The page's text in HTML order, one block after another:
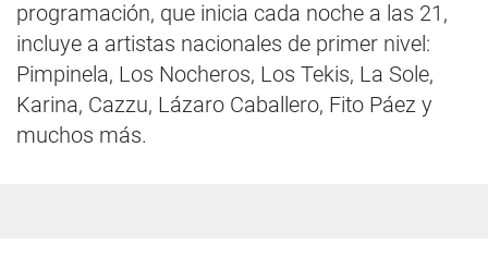
programación, que inicia cada noche a las 21,
incluye a artistas nacionales de primer nivel:
Pimpinela, Los Nocheros, Los Tekis, La Sole,
Karina, Cazzu, Lázaro Caballero, Fito Páez y
muchos más.